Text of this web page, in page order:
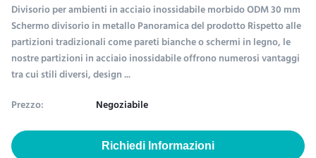
Divisorio per ambienti in acciaio inossidabile morbido ODM 30 mm
Schermo divisorio in metallo Panoramica del prodotto Rispetto alle
partizioni tradizionali come pareti bianche o schermi in legno, le
nostre partizioni in acciaio inossidabile offrono numerosi vantaggi
tra cui stili diversi, design ...
Prezzo:
Negoziabile
Richiedi Informazioni